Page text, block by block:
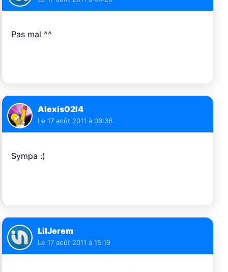
Pas mal ^^
Alexis02I4
Le 17 août 2011 à 09:36
Sympa :)
LilJerem
Le 17 août 2011 à 15:19